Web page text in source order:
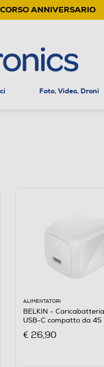
ANNIVERSARIO
Foto, Video, Droni
ALIMENTATORI
BELKIN -
USB-C compatto da 45
€ 26,90